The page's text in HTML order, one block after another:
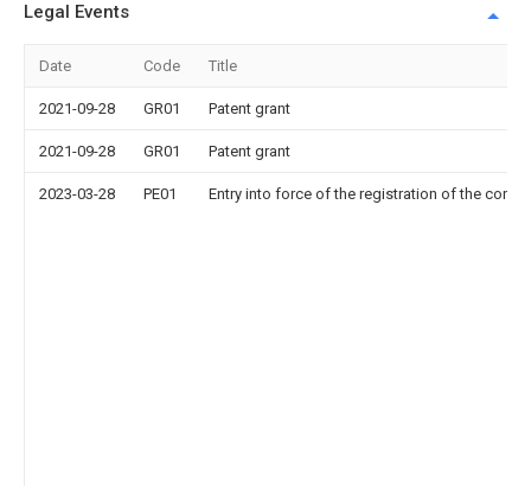
Legal Events
Date Code Title
2021-09-28 GR01 Patent grant
2021-09-28 GR01 Patent grant
2023-03-28 PE01 Entry into force of the registration of the